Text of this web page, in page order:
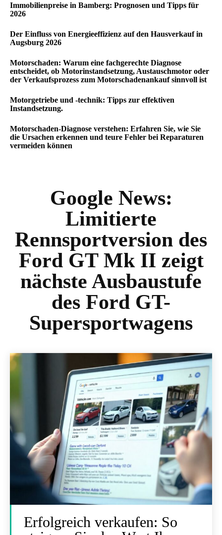
Immobilienpreise in Bamberg: Prognosen und Tipps für
2026
Der Einfluss von Energieeffizienz auf den Hausverkauf in
Augsburg 2026
Motorschaden: Warum eine fachgerechte Diagnose
entscheidet, ob Motorinstandsetzung, Austauschmotor oder
der Verkaufsprozess zum Motorschadenankauf sinnvoll ist
Motorgetriebe und -technik: Tipps zur effektiven
Instandsetzung.
Motorschaden-Diagnose verstehen: Erfahren Sie, wie Sie
die Ursachen erkennen und teure Fehler bei Reparaturen
vermeiden können
Google News:
Limitierte
Rennsportversion des
Ford GT Mk II zeigt
nächste Ausbaustufe
des Ford GT-
Supersportwagens
Erfolgreich verkaufen: So